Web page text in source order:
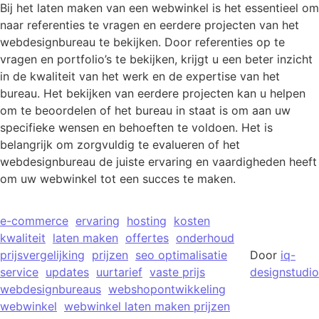
Bij het laten maken van een webwinkel is het essentieel om
naar referenties te vragen en eerdere projecten van het
webdesignbureau te bekijken. Door referenties op te
vragen en portfolio’s te bekijken, krijgt u een beter inzicht
in de kwaliteit van het werk en de expertise van het
bureau. Het bekijken van eerdere projecten kan u helpen
om te beoordelen of het bureau in staat is om aan uw
specifieke wensen en behoeften te voldoen. Het is
belangrijk om zorgvuldig te evalueren of het
webdesignbureau de juiste ervaring en vaardigheden heeft
om uw webwinkel tot een succes te maken.
e-commerce ervaring hosting kosten
kwaliteit laten maken offertes onderhoud
prijsvergelijking prijzen seo optimalisatie
service updates uurtarief vaste prijs
webdesignbureaus webshopontwikkeling
webwinkel webwinkel laten maken prijzen
Door iq-
designstudio